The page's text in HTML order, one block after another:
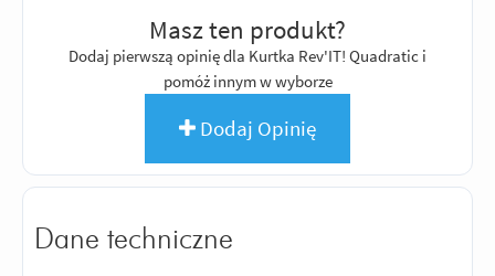
Masz ten produkt?
Dodaj pierwszą opinię dla Kurtka Rev'IT! Quadratic i
pomóż innym w wyborze
Dodaj Opinię
Dane techniczne